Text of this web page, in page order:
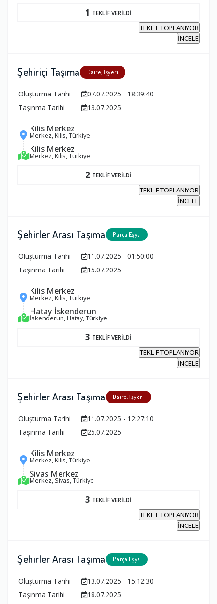
1 TEKLİF VERİLDİ
TEKLİF TOPLANIYOR
İNCELE
Şehiriçi Taşıma Daire, İşyeri
Oluşturma Tarihi
07.07.2025 - 18:39:40
Taşınma Tarihi
13.07.2025
Kilis Merkez
Merkez, Kilis, Türkiye
Kilis Merkez
Merkez, Kilis, Türkiye
2 TEKLİF VERİLDİ
TEKLİF TOPLANIYOR
İNCELE
Şehirler Arası Taşıma Parça Eşya
Oluşturma Tarihi
11.07.2025 - 01:50:00
Taşınma Tarihi
15.07.2025
Kilis Merkez
Merkez, Kilis, Türkiye
Hatay İskenderun
İskenderun, Hatay, Türkiye
3 TEKLİF VERİLDİ
TEKLİF TOPLANIYOR
İNCELE
Şehirler Arası Taşıma Daire, İşyeri
Oluşturma Tarihi
11.07.2025 - 12:27:10
Taşınma Tarihi
25.07.2025
Kilis Merkez
Merkez, Kilis, Türkiye
Sivas Merkez
Merkez, Sivas, Türkiye
3 TEKLİF VERİLDİ
TEKLİF TOPLANIYOR
İNCELE
Şehirler Arası Taşıma Parça Eşya
Oluşturma Tarihi
13.07.2025 - 15:12:30
Taşınma Tarihi
18.07.2025